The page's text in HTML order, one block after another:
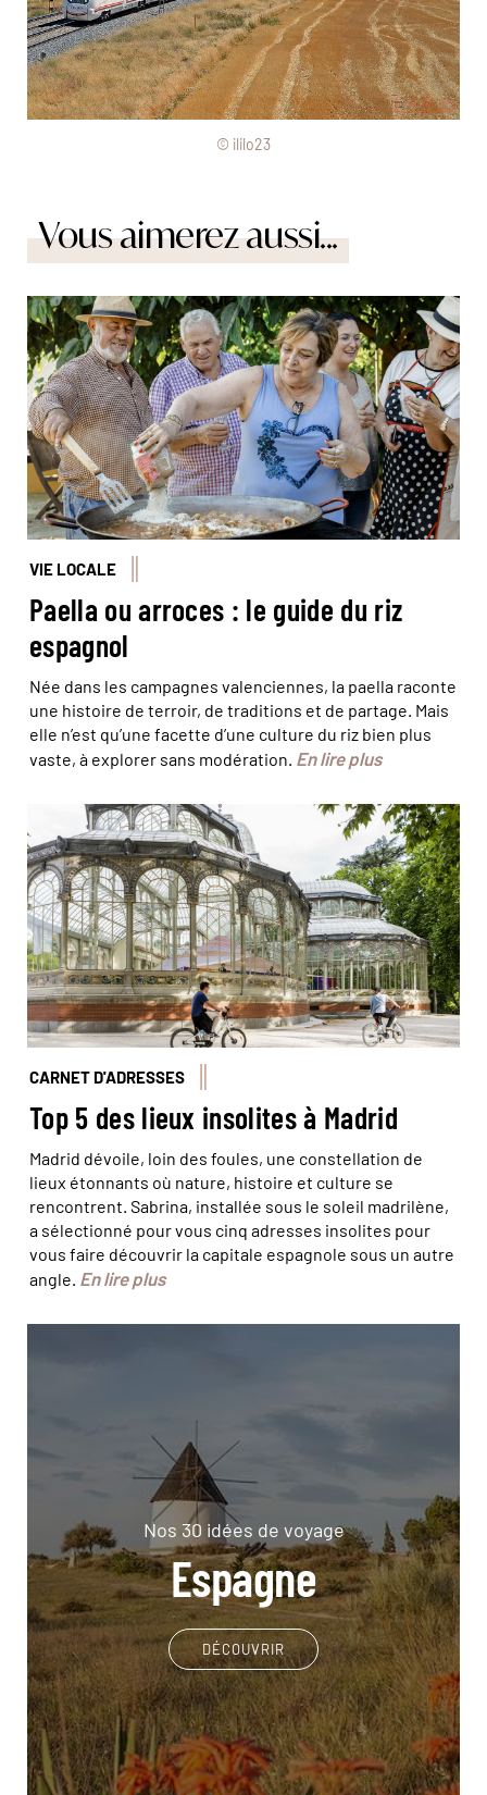
© ililo23
Vous aimerez aussi...
La paella, un plat que l'on partage en famille. © Marta
Nascimento/Réa
VIE LOCALE
Paella ou arroces : le guide du riz
espagnol
Née dans les campagnes valenciennes, la paella raconte
une histoire de terroir, de traditions et de partage. Mais
elle n’est qu’une facette d’une culture du riz bien plus
vaste, à explorer sans modération. En lire plus
© Bertrand Gardel/ hemis
CARNET D'ADRESSES
Top 5 des lieux insolites à Madrid
Madrid dévoile, loin des foules, une constellation de
lieux étonnants où nature, histoire et culture se
rencontrent. Sabrina, installée sous le soleil madrilène,
a sélectionné pour vous cinq adresses insolites pour
vous faire découvrir la capitale espagnole sous un autre
angle. En lire plus
Nos 30 idées de voyage
Espagne
DÉCOUVRIR